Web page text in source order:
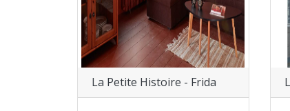
La Petite Histoire - Frida